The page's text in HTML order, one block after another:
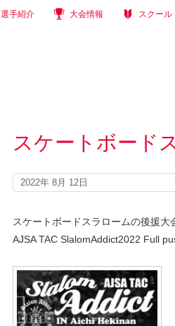
選手紹介 大会情報 スクール
スケートボー
2022年 8月 12日
スケートボードスラロームの後援大
AJSA TAC SlalomAddict2022 Full